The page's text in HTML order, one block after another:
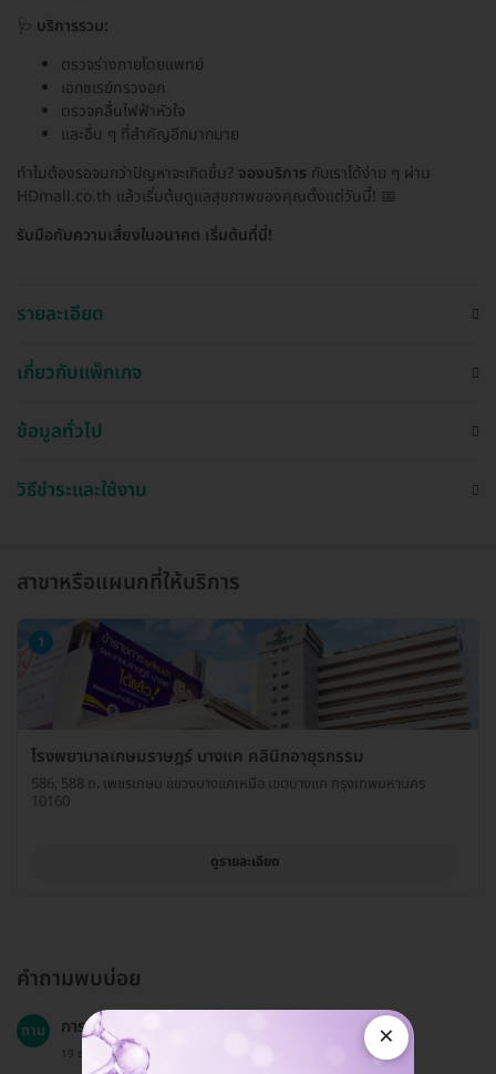
🩺 บริการรวม:
ตรวจร่างกายโดยแพทย์
เอกซเรย์ทรวงอก
ตรวจคลื่นไฟฟ้าหัวใจ
และอื่น ๆ ที่สำคัญอีกมากมาย
ทำไมต้องรอจนกว่าปัญหาจะเกิดขึ้น? จองบริการ กับเราได้ง่าย ๆ ผ่าน
HDmall.co.th แล้วเริ่มต้นดูแลสุขภาพของคุณตั้งแต่วันนี้! 📅
รับมือกับความเสี่ยงในอนาคต เริ่มต้นที่นี่!
รายละเอียด
เกี่ยวกับแพ็กเกจ
ข้อมูลทั่วไป
วิธีชำระและใช้งาน
สาขาหรือแผนกที่ให้บริการ
1
โรงพยาบาลเกษมราษฎร์ บางแค คลินิกอายุรกรรม
586, 588 ถ. เพชรเกษม แขวงบางแคเหนือ เขตบางแค กรุงเทพมหานคร
10160
ดูรายละเอียด
คำถามพบบ่อย
ถาม การตรวจนี้เหมาะสำหรับทุกกลุ่มอายุหรือไม่?
19 ธ.ค. 2024 ×